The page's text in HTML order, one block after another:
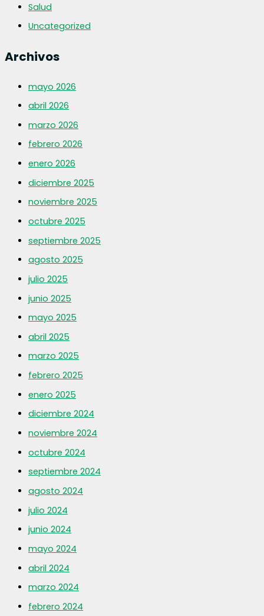
Salud
Uncategorized
Archivos
mayo 2026
abril 2026
marzo 2026
febrero 2026
enero 2026
diciembre 2025
noviembre 2025
octubre 2025
septiembre 2025
agosto 2025
julio 2025
junio 2025
mayo 2025
abril 2025
marzo 2025
febrero 2025
enero 2025
diciembre 2024
noviembre 2024
octubre 2024
septiembre 2024
agosto 2024
julio 2024
junio 2024
mayo 2024
abril 2024
marzo 2024
febrero 2024